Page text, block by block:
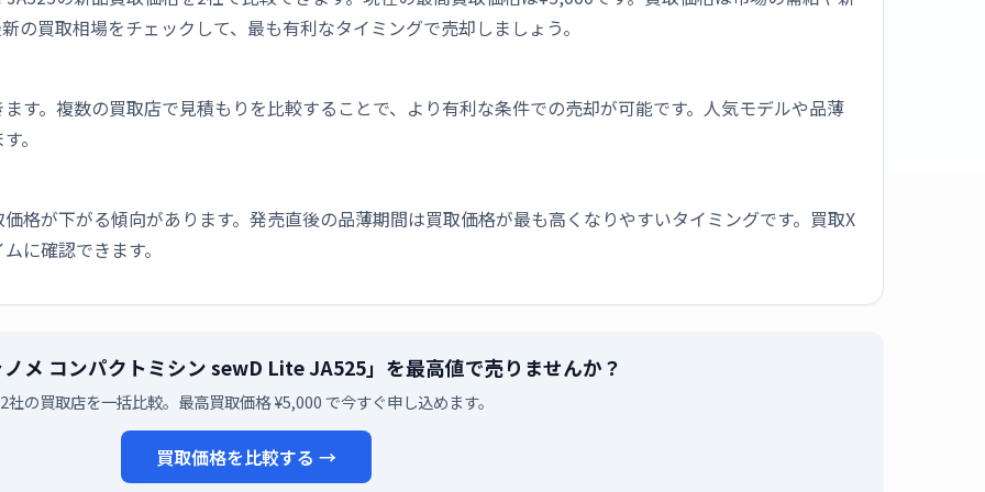
の買取相場をチェックして、最も有利なタイミングで売却しましょう。
す。複数の買取店で見積もりを比較することで、より有利な条件での売却が可能です。人気モデルや品薄
。
格が下がる傾向があります。発売直後の品薄期間は買取価格が最も高くなりやすいタイミングです。買取X
に確認できます。
メ コンパクトミシン sewD Lite JA525」を最高値で売りませんか？
2社の買取店を一括比較。最高買取価格 ¥5,000 で今すぐ申し込めます。
買取価格を比較する →